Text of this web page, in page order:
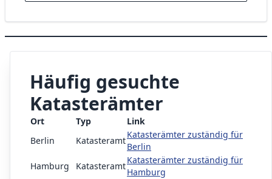
Häufig gesuchte
Katasterämter
Ort Typ
Link
Berlin
Katasteramt
Katasterämter zuständig für
Berlin
Hamburg
Katasteramt
Katasterämter zuständig für
Hamburg